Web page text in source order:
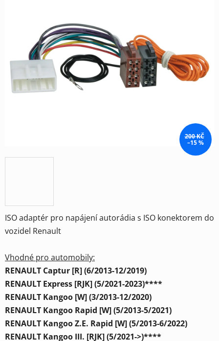
ISO adaptér pro napájení autorádia s ISO konektorem do
vozidel Renault
Vhodné pro automobily:
RENAULT Captur [R] (6/2013-12/2019)
RENAULT Express [RJK] (5/2021-2023)****
RENAULT Kangoo [W] (3/2013-12/2020)
RENAULT Kangoo Rapid [W] (5/2013-5/2021)
RENAULT Kangoo Z.E. Rapid [W] (5/2013-6/2022)
RENAULT Kangoo III. [RJK] (5/2021->)****
hvězdiček.
200 KČ
–15 %